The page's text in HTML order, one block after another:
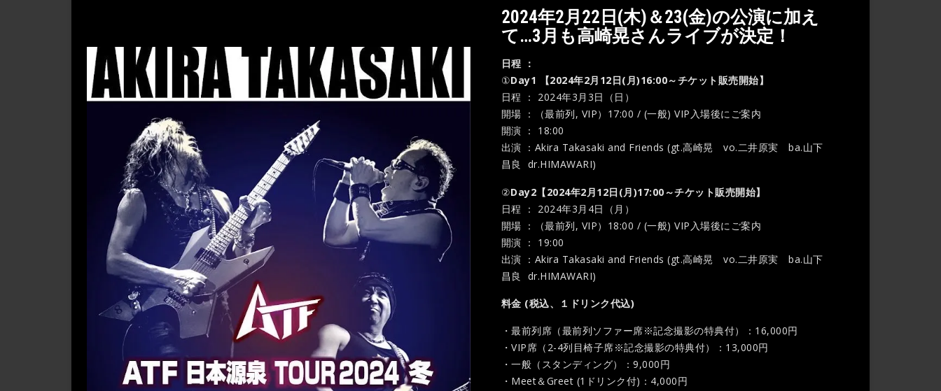
2024年2月22日(木)＆23(金)の公演に加え
て…3月も高崎晃さんライブが決定！
日程 ：
①Day1 【2024年2月12日(月)16:00～チケット販売開始】
日程 ： 2024年3月3日（日）
開場 ：（最前列, VIP）17:00 / (一般) VIP入場後にご案内
開演 ： 18:00
出演 ：Akira Takasaki and Friends (gt.高崎晃 vo.二井原実 ba.山下
昌良 dr.HIMAWARI)
②Day2【2024年2月12日(月)17:00～チケット販売開始】
日程 ： 2024年3月4日（月）
開場 ：（最前列, VIP）18:00 / (一般) VIP入場後にご案内
開演 ： 19:00
出演 ：Akira Takasaki and Friends (gt.高崎晃 vo.二井原実 ba.山下
昌良 dr.HIMAWARI)
料金 (税込、１ドリンク代込)
・最前列席（最前列ソファー席※記念撮影の特典付）：16,000円
・VIP席（2-4列目椅子席※記念撮影の特典付）：13,000円
・一般（スタンディング）：9,000円
・Meet＆Greet (1ドリンク付)：4,000円